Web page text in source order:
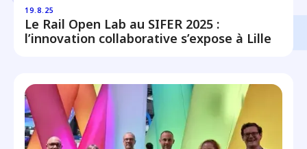
19.8.25
Le Rail Open Lab au SIFER 2025 :
l’innovation collaborative s’expose à Lille